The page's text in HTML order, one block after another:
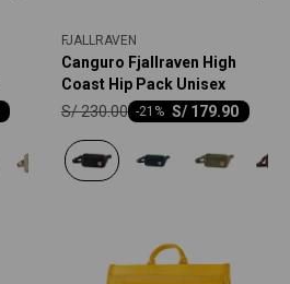
FJALLRAVEN
Canguro Fjallraven High
Coast Hip Pack Unisex
S/ 179.90
-21
S/230.00